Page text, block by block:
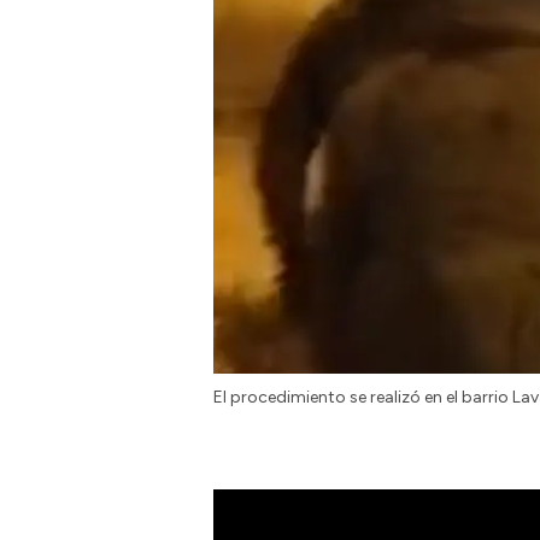
El procedimiento se realizó en el barrio